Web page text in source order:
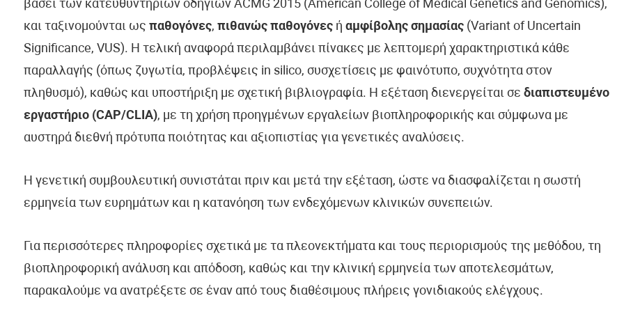
βάσει των κατευθυντήριων οδηγιών ACMG 2015 (American College of Medical Genetics and Genomics),
και ταξινομούνται ως παθογόνες, πιθανώς παθογόνεςή αμφίβολης σημασίας(Variant of Uncertain
Significance, VUS). Η τελική αναφορά περιλαμβάνει πίνακες με λεπτομερή χαρακτηριστικά κάθε
παραλλαγής (όπως ζυγωτία, προβλέψεις in silico, συσχετίσεις με φαινότυπο, συχνότητα στον
πληθυσμό), καθώς και υποστήριξη με σχετική βιβλιογραφία. Η εξέταση διενεργείται σε διαπιστευμένο
εργαστήριο (CAP/CLIA), με τη χρήση προηγμένων εργαλείων βιοπληροφορικής και σύμφωνα με
αυστηρά διεθνή πρότυπα ποιότητας και αξιοπιστίας για γενετικές αναλύσεις.
Η γενετική συμβουλευτική συνιστάται πριν και μετά την εξέταση, ώστε να διασφαλίζεται η σωστή
ερμηνεία των ευρημάτων και η κατανόηση των ενδεχόμενων κλινικών συνεπειών.
Για περισσότερες πληροφορίες σχετικά με τα πλεονεκτήματα και τους περιορισμούς της μεθόδου, τη
βιοπληροφορική ανάλυση και απόδοση, καθώς και την κλινική ερμηνεία των αποτελεσμάτων,
παρακαλούμε να ανατρέξετε σε έναν από τους διαθέσιμους πλήρεις γονιδιακούς ελέγχους.